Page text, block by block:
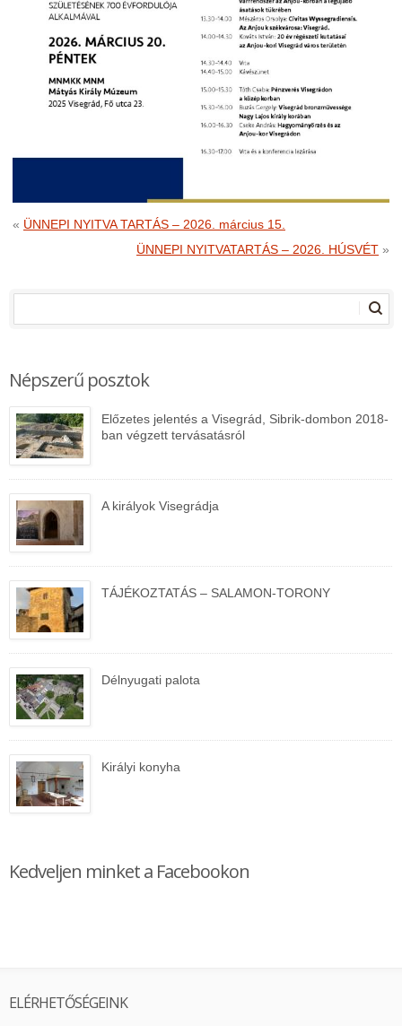
« ÜNNEPI NYITVA TARTÁS – 2026. március 15.
ÜNNEPI NYITVATARTÁS – 2026. HÚSVÉT »
Népszerű posztok
Előzetes jelentés a Visegrád, Sibrik-dombon 2018-
ban végzett tervásatásról
A királyok Visegrádja
TÁJÉKOZTATÁS – SALAMON-TORONY
Délnyugati palota
Királyi konyha
Kedveljen minket a Facebookon
ELÉRHETŐSÉGEINK